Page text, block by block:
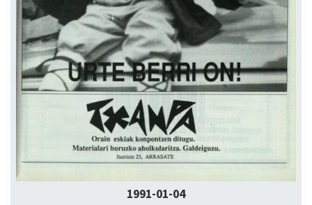
1991-01-04